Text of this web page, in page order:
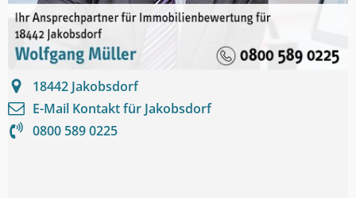
18442 Jakobsdorf
E-Mail Kontakt für Jakobsdorf
0800 589 0225